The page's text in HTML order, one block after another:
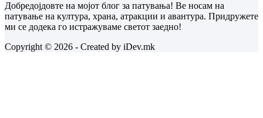
Добредојдовте на мојот блог за патувања! Ве носам на
патување на култура, храна, атракции и авантура. Придружете
ми се додека го истражуваме светот заедно!
Copyright © 2026 - Created by iDev.mk